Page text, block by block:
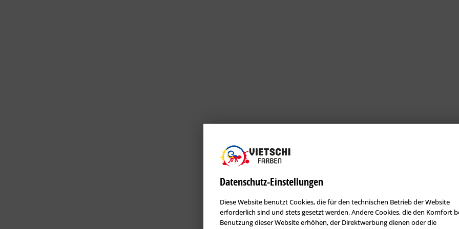
Datenschutz-Einstellungen
Diese Website benutzt Cookies, die für den technischen Betrieb der Website
erforderlich sind und stets gesetzt werden. Andere Cookies, die den Komfort
Benutzung dieser Website erhöhen, der Direktwerbung dienen oder die